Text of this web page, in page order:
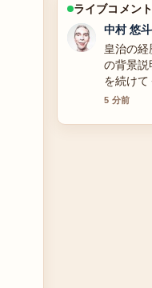
ライブコメント
中村 悠斗
皇治の経
の背景説
を続けて
5 分前